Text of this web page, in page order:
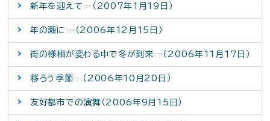
新年を迎えて…（2007年1月19日）
年の瀬に…（2006年12月15日）
街の様相が変わる中で冬が到来…（2006年11月17日）
移ろう季節…（2006年10月20日）
友好都市での演舞（2006年9月15日）